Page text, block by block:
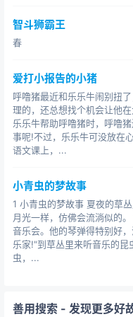
智斗狮霸王
春
爱打小报告的小猪
呼噜猪最近和乐乐牛闹别扭
理的，还总想找个机会让他
乐乐牛帮助呼噜猪时，呼噜
事呢!不过，乐乐牛可没放在
语文课上，...
小青虫的梦故事
1 小青虫的梦故事 夏夜的草
月光一样，仿佛会流淌似的
音乐会。他的琴弹得特别好
乐家!"到草丛里来听音乐的
虫，...
善用搜索 - 发现更多好